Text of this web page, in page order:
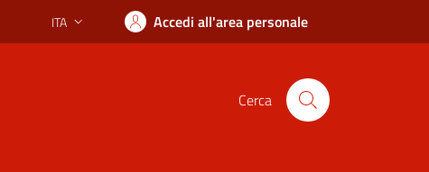
Lingua attiva:
ITA Accedi all'area personale
Cerca